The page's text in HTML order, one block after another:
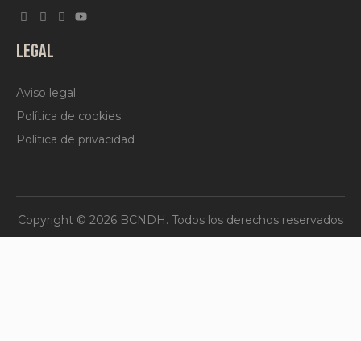
Política de cookies
Política de privacidad
Copyright © 2026 BCNDH. Todos los derechos reservados